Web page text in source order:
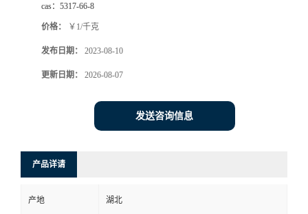
cas： 5317-66-8
价格： ￥1/千克
发布日期： 2023-08-10
更新日期： 2026-08-07
发送咨询信息
产品详请
产地 湖北